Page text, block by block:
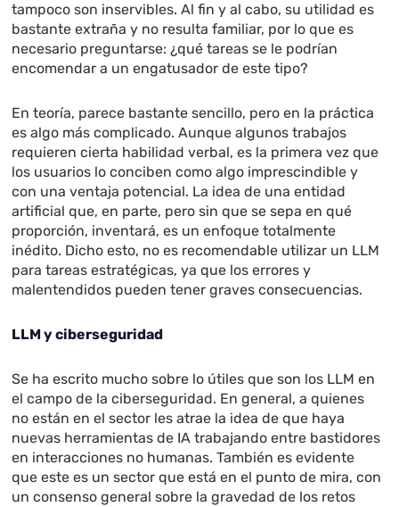
tampoco son inservibles. Al fin y al cabo, su utilidad es
bastante extraña y no resulta familiar, por lo que es
necesario preguntarse: ¿qué tareas se le podrían
encomendar a un engatusador de este tipo?
En teoría, parece bastante sencillo, pero en la práctica
es algo más complicado. Aunque algunos trabajos
requieren cierta habilidad verbal, es la primera vez que
los usuarios lo conciben como algo imprescindible y
con una ventaja potencial. La idea de una entidad
artificial que, en parte, pero sin que se sepa en qué
proporción, inventará, es un enfoque totalmente
inédito. Dicho esto, no es recomendable utilizar un LLM
para tareas estratégicas, ya que los errores y
malentendidos pueden tener graves consecuencias.
LLM y ciberseguridad
Se ha escrito mucho sobre lo útiles que son los LLM en
el campo de la ciberseguridad. En general, a quienes
no están en el sector les atrae la idea de que haya
nuevas herramientas de IA trabajando entre bastidores
en interacciones no humanas. También es evidente
que este es un sector que está en el punto de mira, con
un consenso general sobre la gravedad de los retos